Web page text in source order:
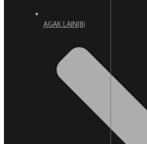
AGAK LAIN(8)